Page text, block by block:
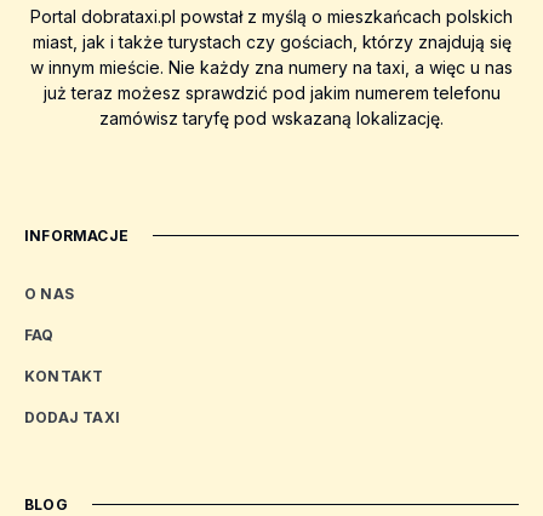
Portal dobrataxi.pl powstał z myślą o mieszkańcach polskich
miast, jak i także turystach czy gościach, którzy znajdują się
w innym mieście. Nie każdy zna numery na taxi, a więc u nas
już teraz możesz sprawdzić pod jakim numerem telefonu
zamówisz taryfę pod wskazaną lokalizację.
INFORMACJE
O NAS
FAQ
KONTAKT
DODAJ TAXI
BLOG